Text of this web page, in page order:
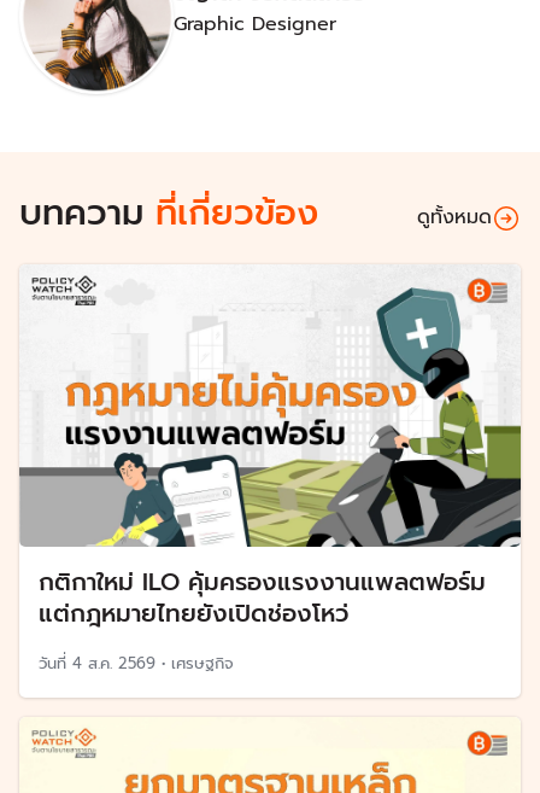
Graphic Designer
บทความ ที่เกี่ยวข้อง ดูทั้งหมด
กติกาใหม่ ILO คุ้มครองแรงงานแพลตฟอร์ม
แต่กฎหมายไทยยังเปิดช่องโหว่
วันที่ 4 ส.ค. 2569 • เศรษฐกิจ